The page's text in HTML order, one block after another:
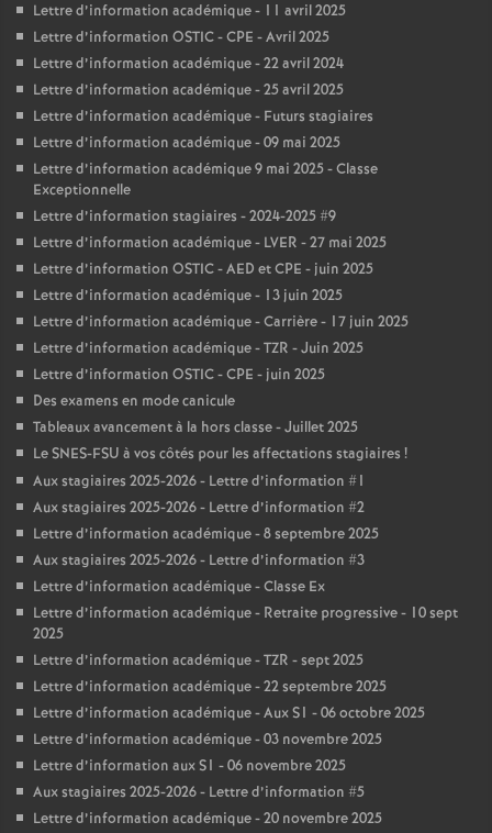
Lettre d’information académique - 11 avril 2025
Lettre d’information OSTIC - CPE - Avril 2025
Lettre d’information académique - 22 avril 2024
Lettre d’information académique - 25 avril 2025
Lettre d’information académique - Futurs stagiaires
Lettre d’information académique - 09 mai 2025
Lettre d’information académique 9 mai 2025 - Classe
Exceptionnelle
Lettre d’information stagiaires - 2024-2025 #9
Lettre d’information académique - LVER - 27 mai 2025
Lettre d’information OSTIC - AED et CPE - juin 2025
Lettre d’information académique - 13 juin 2025
Lettre d’information académique - Carrière - 17 juin 2025
Lettre d’information académique - TZR - Juin 2025
Lettre d’information OSTIC - CPE - juin 2025
Des examens en mode canicule
Tableaux avancement à la hors classe - Juillet 2025
Le SNES-FSU à vos côtés pour les affectations stagiaires !
Aux stagiaires 2025-2026 - Lettre d’information #1
Aux stagiaires 2025-2026 - Lettre d’information #2
Lettre d’information académique - 8 septembre 2025
Aux stagiaires 2025-2026 - Lettre d’information #3
Lettre d’information académique - Classe Ex
Lettre d’information académique - Retraite progressive - 10 sept
2025
Lettre d’information académique - TZR - sept 2025
Lettre d’information académique - 22 septembre 2025
Lettre d’information académique - Aux S1 - 06 octobre 2025
Lettre d’information académique - 03 novembre 2025
Lettre d’information aux S1 - 06 novembre 2025
Aux stagiaires 2025-2026 - Lettre d’information #5
Lettre d’information académique - 20 novembre 2025